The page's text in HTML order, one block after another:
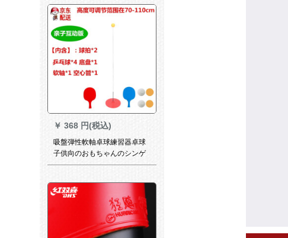
￥ 368 円(税込)
吸盤弾性軟軸卓球練習器卓球
子供向のおもちゃんのシンゲ
ル練習器です。